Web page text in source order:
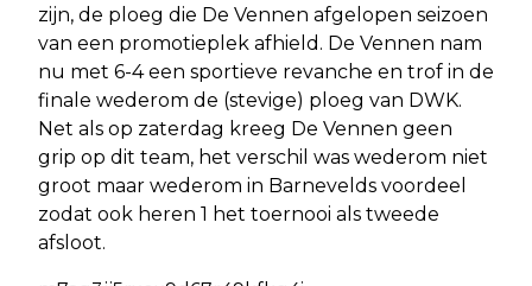
zijn, de ploeg die De Vennen afgelopen seizoen
van een promotieplek afhield. De Vennen nam
nu met 6-4 een sportieve revanche en trof in de
finale wederom de (stevige) ploeg van DWK.
Net als op zaterdag kreeg De Vennen geen
grip op dit team, het verschil was wederom niet
groot maar wederom in Barnevelds voordeel
zodat ook heren 1 het toernooi als tweede
afsloot.